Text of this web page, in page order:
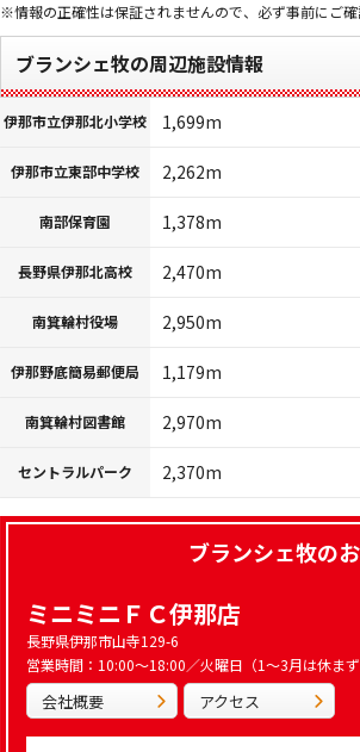
※情報の正確性は保証されませんので、必ず事前にご確
ブランシェ牧の周辺施設情報
伊那市立伊那北小学校 1,699m
伊那市立東部中学校 2,262m
南部保育園 1,378m
長野県伊那北高校 2,470m
南箕輪村役場 2,950m
伊那野底簡易郵便局 1,179m
南箕輪村図書館 2,970m
セントラルパーク 2,370m
ブランシェ牧の
ミニミニＦＣ伊那店
長野県伊那市山寺129-6
営業時間：10:00～18:00／火曜日（1～3月は休まず
会社概要 アクセス